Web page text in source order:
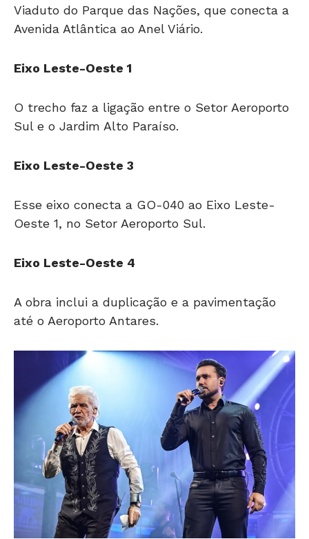
Viaduto do Parque das Nações, que conecta a
Avenida Atlântica ao Anel Viário.
Eixo Leste-Oeste 1
O trecho faz a ligação entre o Setor Aeroporto
Sul e o Jardim Alto Paraíso.
Eixo Leste-Oeste 3
Esse eixo conecta a GO-040 ao Eixo Leste-
Oeste 1, no Setor Aeroporto Sul.
Eixo Leste-Oeste 4
A obra inclui a duplicação e a pavimentação
até o Aeroporto Antares.